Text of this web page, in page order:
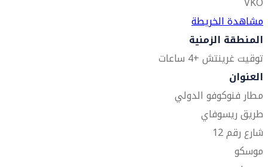
مشاهدة الخريطة
المنطقة الزمنية
توقيت غرينتش +4 ساعات
العنوان
مطار فنوكوفو الدولي
طريق ريسوفاي
شارع رقم 12
موسكو